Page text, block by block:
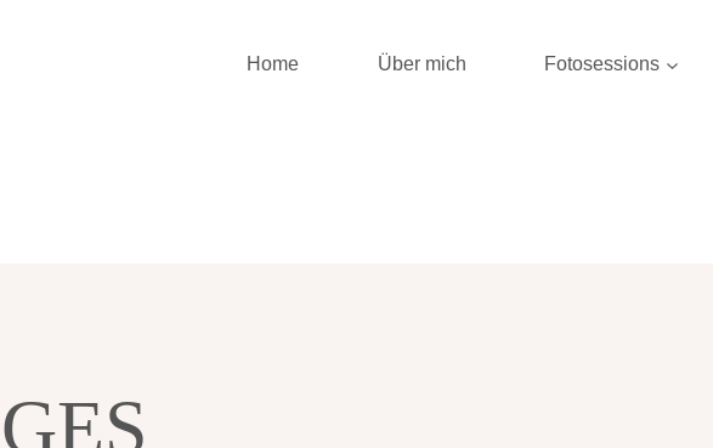
Home Über mich Fotosessions
GES